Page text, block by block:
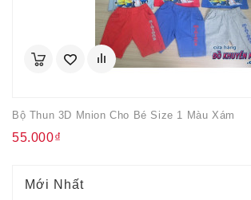
Bộ Thun 3D Mnion Cho Bé Size 1 Màu Xám
55.000₫
Mới Nhất